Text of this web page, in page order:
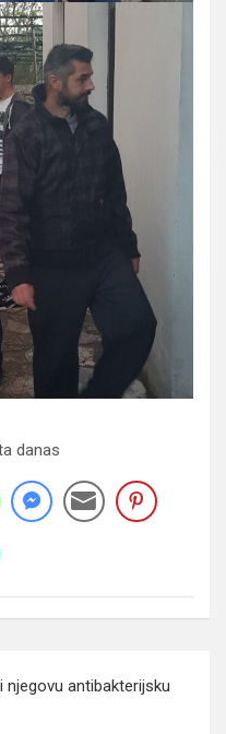
danas
njegovu antibakterijsku